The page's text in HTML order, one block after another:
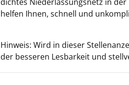
helfen Ihnen, schnell und
Hinweis: Wird in dieser
der besseren Lesbarkeit und